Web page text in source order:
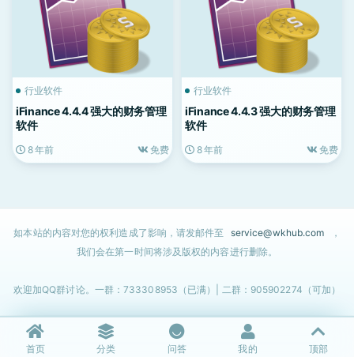
行业软件
iFinance 4.4.4 强大的财务管理
软件
8 年前 免费
行业软件
iFinance 4.4.3 强大的财务管理
软件
8 年前 免费
如本站的内容对您的权利造成了影响，请发邮件至 service@wkhub.com
，
我们会在第一时间将涉及版权的内容进行删除。
欢迎加QQ群讨论。一群：733308953（已满）| 二群：905902274（可加）
首页 分类 问答 我的 顶部